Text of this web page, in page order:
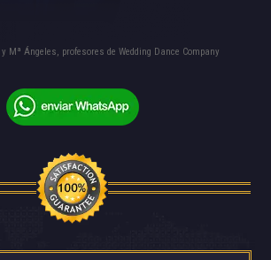
Mª Ángeles, profesores de Wedding Dance Company